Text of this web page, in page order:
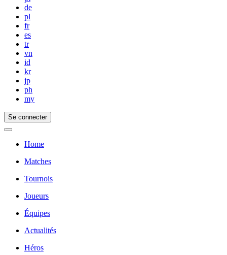
de
pl
fr
es
tr
vn
id
kr
jp
ph
my
Se connecter
Home
Matches
Tournois
Joueurs
Équipes
Actualités
Héros